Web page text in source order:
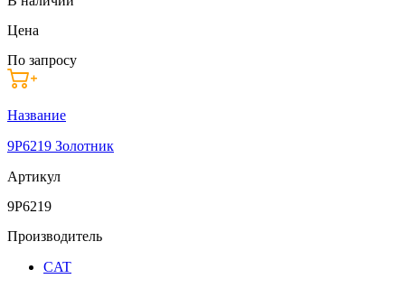
Цена
По запросу
Название
9P6219 Золотник
Артикул
9P6219
Производитель
CAT